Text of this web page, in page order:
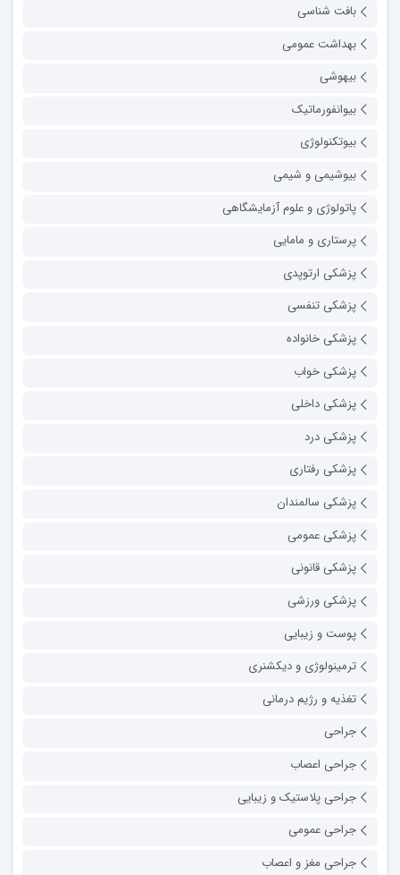
بافت شناسی
بهداشت عمومی
بیهوشی
بیوانفورماتیک
بیوتکنولوژی
بیوشیمی و شیمی
پاتولوژی و علوم آزمایشگاهی
پرستاری و مامایی
پزشکی ارتوپدی
پزشکی تنفسی
پزشکی خانواده
پزشکی خواب
پزشکی داخلی
پزشکی درد
پزشکی رفتاری
پزشکی سالمندان
پزشکی عمومی
پزشکی قانونی
پزشکی ورزشی
پوست و زیبایی
ترمینولوژی و دیکشنری
تغذیه و رژیم درمانی
جراحی
جراحی اعصاب
جراحی پلاستیک و زیبایی
جراحی عمومی
جراحی مغز و اعصاب